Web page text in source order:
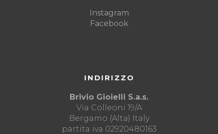
Instagram
Facebook
INDIRIZZO
Brivio Gioielli S.a.s.
Via Colleoni 19/A
Bergamo (Alta) Italy
partita iva 02920480163